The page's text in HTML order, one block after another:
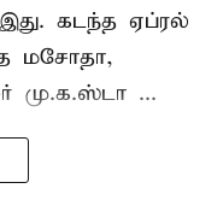
கடந்த ஏப்ரல்
மசோதா,
...